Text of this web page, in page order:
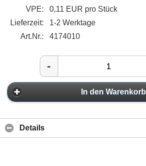
VPE:
0,11 EUR pro Stück
Lieferzeit:
1-2 Werktage
Art.Nr.:
4174010
-
In den Warenkorb
Details